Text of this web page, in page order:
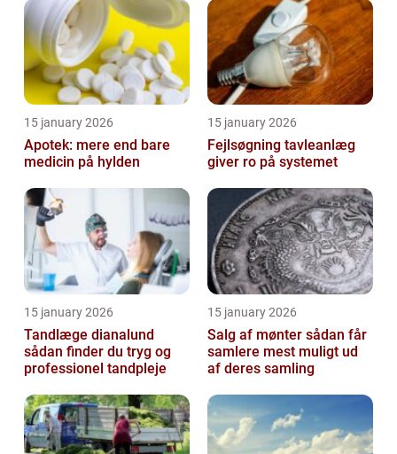
15 january 2026
Apotek: mere end bare
medicin på hylden
15 january 2026
Fejlsøgning tavleanlæg
giver ro på systemet
15 january 2026
Tandlæge dianalund
sådan finder du tryg og
professionel tandpleje
15 january 2026
Salg af mønter sådan får
samlere mest muligt ud
af deres samling